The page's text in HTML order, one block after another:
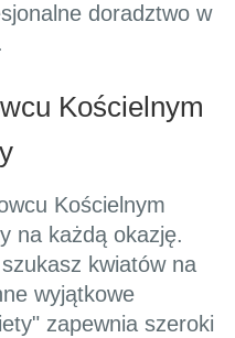
doradztwo w
Kościelnym
Kościelnym
na każdą okazję.
kwiatów na
wyjątkowe
zapewnia szeroki